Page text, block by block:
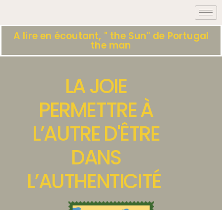
A lire en écoutant, " the Sun" de Portugal
the man
LA JOIE
PERMETTRE À
L’AUTRE D'ÊTRE
DANS
L’AUTHENTICITÉ